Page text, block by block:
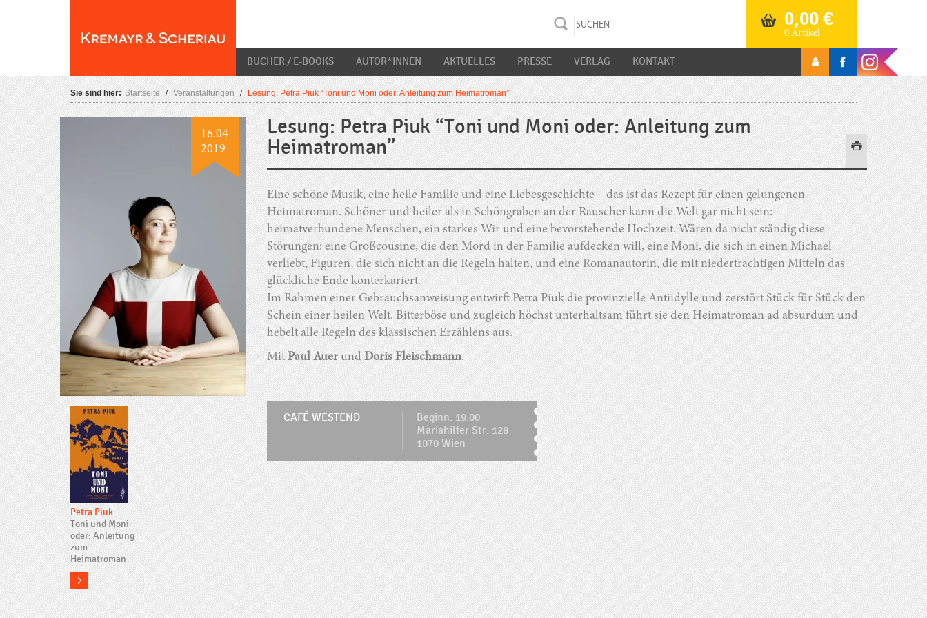
0,00€
0 Artikel
BÜCHER / E-BOOKS AUTOR*INNEN AKTUELLES PRESSE VERLAG KONTAKT
Sie sind hier: Startseite / Veranstaltungen / Lesung: Petra Piuk “Toni und Moni oder: Anleitung zum Heimatroman”
16.04
2019
Petra Piuk
Toni und Moni
oder: Anleitung
zum
Heimatroman
more
Lesung: Petra Piuk “Toni und Moni oder: Anleitung zum
Heimatroman”
Eine schöne Musik, eine heile Familie und eine Liebesgeschichte – das ist das Rezept für einen gelungenen
Heimatroman. Schöner und heiler als in Schöngraben an der Rauscher kann die Welt gar nicht sein:
heimatverbundene Menschen, ein starkes Wir und eine bevorstehende Hochzeit. Wären da nicht ständig diese
Störungen: eine Großcousine, die den Mord in der Familie aufdecken will, eine Moni, die sich in einen Michael
verliebt, Figuren, die sich nicht an die Regeln halten, und eine Romanautorin, die mit niederträchtigen Mitteln das
glückliche Ende konterkariert.
Im Rahmen einer Gebrauchsanweisung entwirft Petra Piuk die provinzielle Antiidylle und zerstört Stück für Stück den
Schein einer heilen Welt. Bitterböse und zugleich höchst unterhaltsam führt sie den Heimatroman ad absurdum und
hebelt alle Regeln des klassischen Erzählens aus.
MitPaul AuerundDoris Fleischmann.
CAFÉ WESTEND
Beginn: 19:00
Mariahilfer Str. 128
1070 Wien